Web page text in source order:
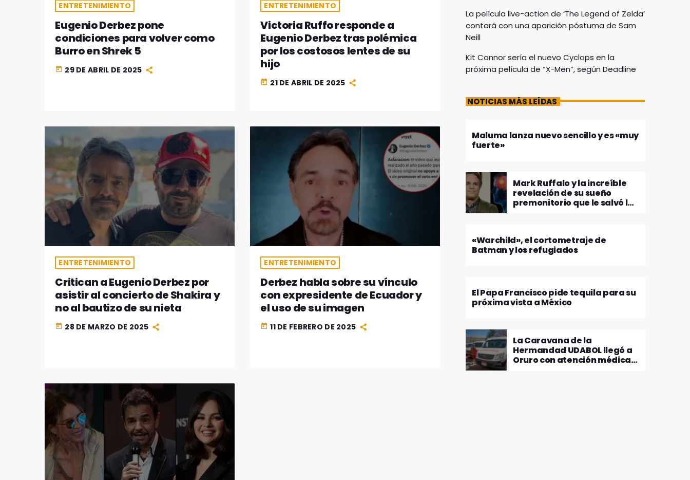
ENTRETENIMIENTO
Eugenio Derbez pone
condiciones para volver como
Burro en Shrek 5
today 29 DE ABRIL DE 2025
ENTRETENIMIENTO
Victoria Ruffo responde a
Eugenio Derbez tras polémica
por los costosos lentes de su
hijo
today 21 DE ABRIL DE 2025
ENTRETENIMIENTO
Critican a Eugenio Derbez por
asistir al concierto de Shakira y
no al bautizo de su nieta
today 28 DE MARZO DE 2025
ENTRETENIMIENTO
Derbez habla sobre su vínculo
con expresidente de Ecuador y
el uso de su imagen
today 11 DE FEBRERO DE 2025
La película live-action de ‘The Legend of Zelda’
contará con una aparición póstuma de Sam
Neill
Kit Connor sería el nuevo Cyclops en la
próxima película de “X-Men”, según Deadline
NOTICIAS MÁS LEÍDAS
Maluma lanza nuevo sencillo y es «muy
fuerte»
Mark Ruffalo y la increíble
revelación de su sueño
premonitorio que le salvó la
«Warchild», el cortometraje de
Batman y los refugiados
El Papa Francisco pide tequila para su
próxima vista a México
La Caravana de la
Hermandad UDABOL llegó a
Oruro con atención médica